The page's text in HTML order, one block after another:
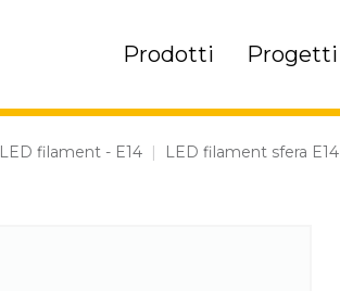
Prodotti Progetti
LED filament - E14 | LED filament sfera E14